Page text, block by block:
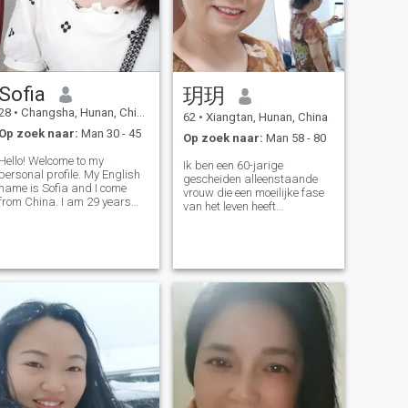
Sofia
• Changsha, Hunan, China
Op zoek naar: Man 30 - 45
Hello! Welcome to my
personal profile. My English
name is Sofia and I come
China. I am 29 years
reasons, I quit this job.
玥玥
62 • Xiangtan, Hunan, China
Op zoek naar: Man 58 - 80
Ik ben een 60-jarige
gescheiden alleenstaande
vrouw die een moeilijke fase
van het leven heeft
leven mee door te brengen. Ik
ben een gewone
Gepensioneerde werknemer,
hoewel hij op de oude dag is,
maar ik blijf positief staan
tegenover het leven Ik heb een
breed scala aan interesses,
waaronder reizen, klimmen,
wandelen, TV kijken en naar
muziek luisteren. Reizen is